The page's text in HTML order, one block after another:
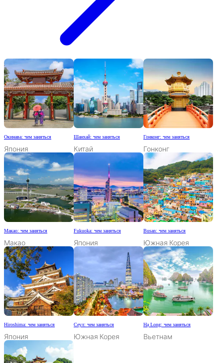
Окинава: чем заняться
Япония
Шанхай: чем заняться
Китай
Гонконг: чем заняться
Гонконг
Макао: чем заняться
Макао
Fukuoka: чем заняться
Япония
Busan: чем заняться
Южная Корея
Hiroshima: чем заняться
Япония
Сеул: чем заняться
Южная Корея
Hạ Long: чем заняться
Вьетнам